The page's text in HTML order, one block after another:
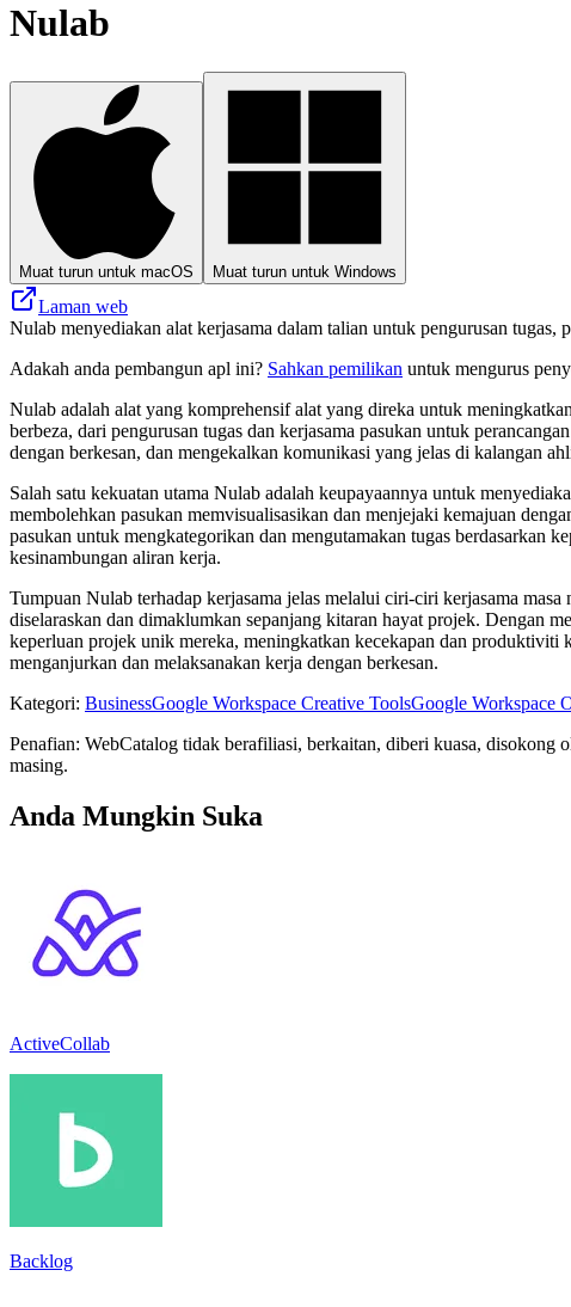
Nulab
Muat turun untuk macOS Muat turun untuk Windows
Laman web
Nulab menyediakan alat kerjasama dalam talian untuk pengurusan
Adakah anda pembangun apl ini? Sahkan pemilikan untuk mengurus
Nulab adalah alat yang komprehensif alat yang direka untuk
berbeza, dari pengurusan tugas dan kerjasama pasukan untuk
dengan berkesan, dan mengekalkan komunikasi yang jelas di kalangan
Salah satu kekuatan utama Nulab adalah keupayaannya untuk
membolehkan pasukan memvisualisasikan dan menjejaki kemajuan
pasukan untuk mengkategorikan dan mengutamakan tugas berdasarkan
kesinambungan aliran kerja.
Tumpuan Nulab terhadap kerjasama jelas melalui ciri-ciri kerjasama
diselaraskan dan dimaklumkan sepanjang kitaran hayat projek. Dengan
keperluan projek unik mereka, meningkatkan kecekapan dan produktiviti
menganjurkan dan melaksanakan kerja dengan berkesan.
Kategori: BusinessGoogle Workspace Creative ToolsGoogle Workspace
Penafian: WebCatalog tidak berafiliasi, berkaitan, diberi kuasa, disokong
masing.
Anda Mungkin Suka
ActiveCollab
Backlog